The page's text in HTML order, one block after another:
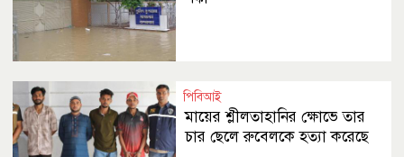
পিবিআই
মায়ের শ্লীলতাহানির ক্ষোভে তার
চার ছেলে রুবেলকে হত্যা করেছে